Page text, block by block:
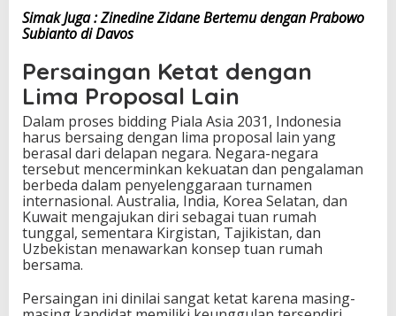
Simak Juga : Zinedine Zidane Bertemu dengan Prabowo
Subianto di Davos
Persaingan Ketat dengan
Lima Proposal Lain
Dalam proses bidding Piala Asia 2031, Indonesia
harus bersaing dengan lima proposal lain yang
berasal dari delapan negara. Negara-negara
tersebut mencerminkan kekuatan dan pengalaman
berbeda dalam penyelenggaraan turnamen
internasional. Australia, India, Korea Selatan, dan
Kuwait mengajukan diri sebagai tuan rumah
tunggal, sementara Kirgistan, Tajikistan, dan
Uzbekistan menawarkan konsep tuan rumah
bersama.
Persaingan ini dinilai sangat ketat karena masing-